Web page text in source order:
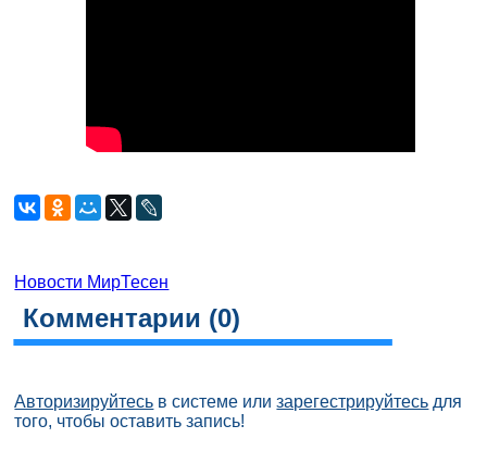
Новости МирТесен
Комментарии (0)
Авторизируйтесь в системе илизарегестрируйтесь для
того, чтобы оставить запись!